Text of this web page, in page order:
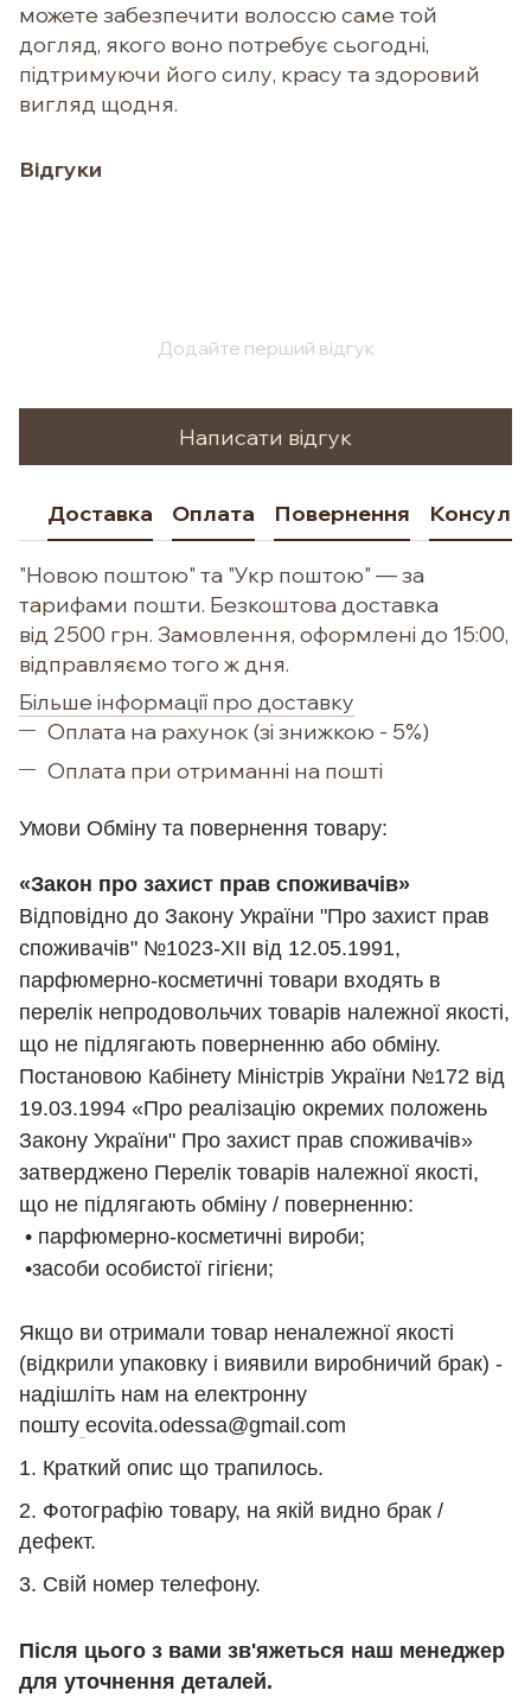
можете забезпечити волоссю саме той
догляд, якого воно потребує сьогодні,
підтримуючи його силу, красу та здоровий
вигляд щодня.
Відгуки
Додайте перший відгук
Написати відгук
Доставка Оплата Повернення
"Новою поштою" та "Укр поштою" — за
тарифами пошти. Безкоштова доставка
від 2500 грн. Замовлення, оформлені до 15:00,
відправляємо того ж дня.
Більше інформації про доставку
Оплата на рахунок (зі знижкою - 5%)
Оплата при отриманні на пошті
Умови Обміну та повернення товару:
«Закон про захист прав споживачів»
Відповідно до Закону України "Про захист прав
споживачів" №1023-XII від 12.05.1991,
парфюмерно-косметичні товари входять в
перелік непродовольчих товарів належної якості,
що не підлягають поверненню або обміну.
Постановою Кабінету Міністрів України №172 від
19.03.1994 «Про реалізацію окремих положень
Закону України" Про захист прав споживачів»
затверджено Перелік товарів належної якості,
що не підлягають обміну / поверненню:
• парфюмерно-косметичні вироби;
•засоби особистої гігієни;
Якщо ви отримали товар неналежної якості
(відкрили упаковку і виявили виробничий брак) -
надішліть нам на електронну
пошту ecovita.odessa@gmail.com
1. Краткий опис що трапилось.
2. Фотографію товару, на якій видно брак /
дефект.
3. Свій номер телефону.
Після цього з вами зв'яжеться наш менеджер
для уточнення деталей.